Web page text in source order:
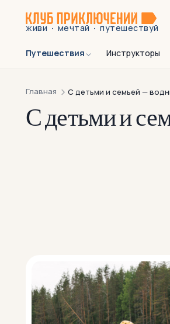
живи · мечтай · путешествуй
Путешествия Инструкторы
Главная С детьми и семьей —
С детьми и